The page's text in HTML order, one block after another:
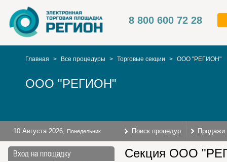
8 800 600 72 28
Главная > Все процедуры > Торговые секции > ООО "РЕГИОН"
ООО "РЕГИОН"
10 Августа 2026, Понедельник Поиск процедур Продажи
Вход на площадку Секция ООО